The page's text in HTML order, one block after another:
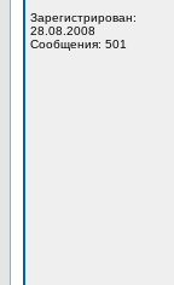
Зарегистрирован:
28.08.2008
Сообщения: 501